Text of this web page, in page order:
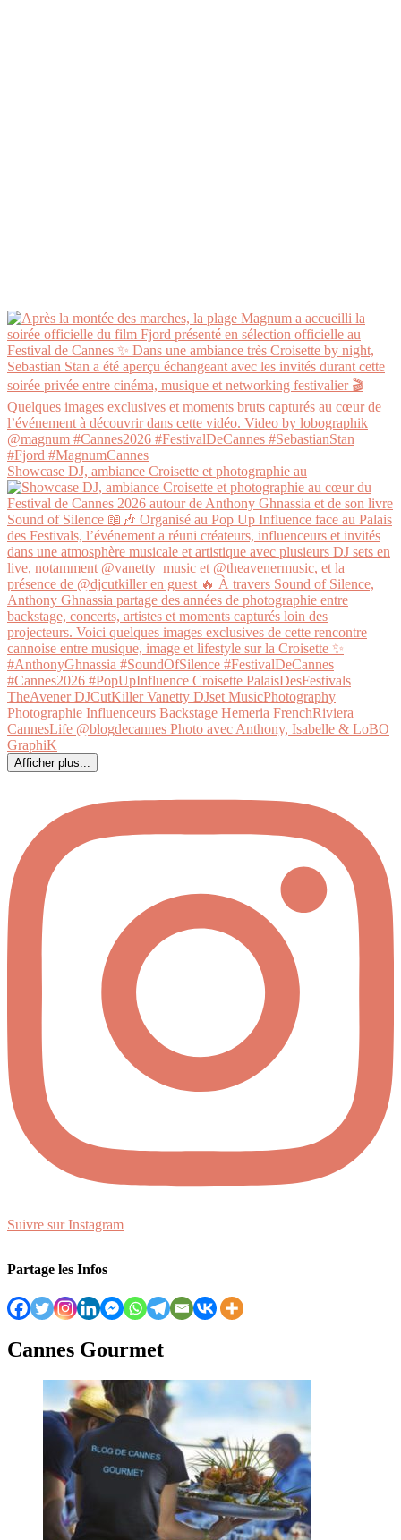
Showcase DJ, ambiance Croisette et photographie au
Afficher plus...
Suivre sur Instagram
Partage les Infos
Cannes Gourmet